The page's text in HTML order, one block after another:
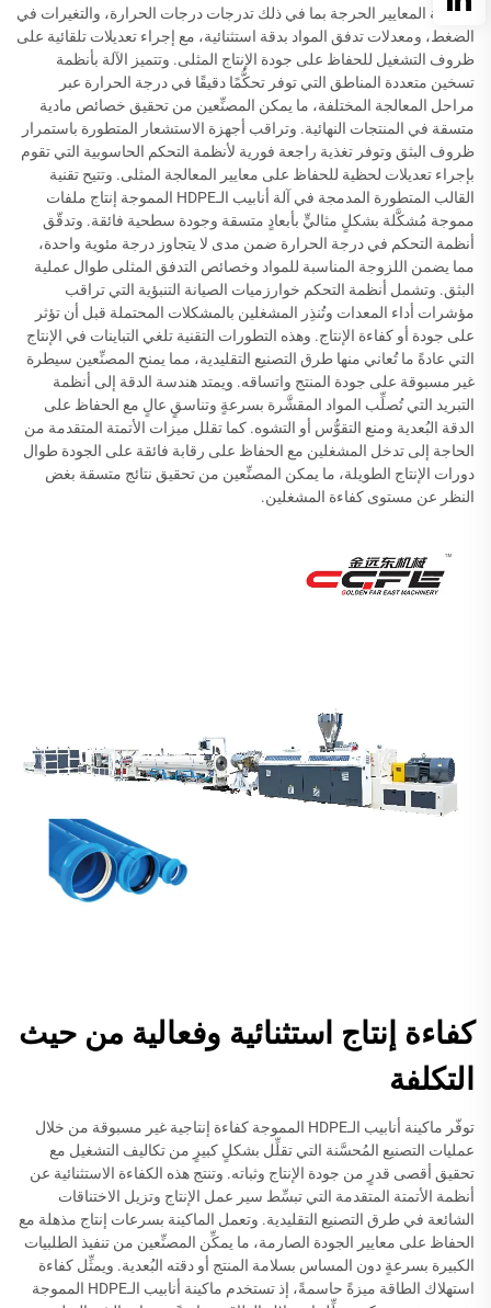
الدقيقة المعايير الحرجة بما في ذلك تدرجات درجات الحرارة، والتغيرات في
الضغط، ومعدلات تدفق المواد بدقة استثنائية، مع إجراء تعديلات تلقائية على
ظروف التشغيل للحفاظ على جودة الإنتاج المثلى. وتتميز الآلة بأنظمة
تسخين متعددة المناطق التي توفر تحكُّمًا دقيقًا في درجة الحرارة عبر
مراحل المعالجة المختلفة، ما يمكن المصنِّعين من تحقيق خصائص مادية
متسقة في المنتجات النهائية. وتراقب أجهزة الاستشعار المتطورة باستمرار
ظروف البثق وتوفر تغذية راجعة فورية لأنظمة التحكم الحاسوبية التي تقوم
بإجراء تعديلات لحظية للحفاظ على معايير المعالجة المثلى. وتتيح تقنية
القالب المتطورة المدمجة في آلة أنابيب الـHDPE المموجة إنتاج ملفات
مموجة مُشكَّلة بشكلٍ مثاليٍّ بأبعادٍ متسقة وجودة سطحية فائقة. وتدقّق
أنظمة التحكم في درجة الحرارة ضمن مدى لا يتجاوز درجة مئوية واحدة،
مما يضمن اللزوجة المناسبة للمواد وخصائص التدفق المثلى طوال عملية
البثق. وتشمل أنظمة التحكم خوارزميات الصيانة التنبؤية التي تراقب
مؤشرات أداء المعدات وتُنذِر المشغلين بالمشكلات المحتملة قبل أن تؤثر
على جودة أو كفاءة الإنتاج. وهذه التطورات التقنية تلغي التباينات في الإنتاج
التي عادةً ما تُعاني منها طرق التصنيع التقليدية، مما يمنح المصنِّعين سيطرة
غير مسبوقة على جودة المنتج واتساقه. ويمتد هندسة الدقة إلى أنظمة
التبريد التي تُصلِّب المواد المقشَّرة بسرعةٍ وتناسقٍ عالٍ مع الحفاظ على
الدقة البُعدية ومنع التقوُّس أو التشوه. كما تقلل ميزات الأتمتة المتقدمة من
الحاجة إلى تدخل المشغلين مع الحفاظ على رقابة فائقة على الجودة طوال
دورات الإنتاج الطويلة، ما يمكن المصنِّعين من تحقيق نتائج متسقة بغض
النظر عن مستوى كفاءة المشغلين.
كفاءة إنتاج استثنائية وفعالية من حيث
التكلفة
توفّر ماكينة أنابيب الـHDPE المموجة كفاءة إنتاجية غير مسبوقة من خلال
عمليات التصنيع المُحسَّنة التي تقلِّل بشكلٍ كبيرٍ من تكاليف التشغيل مع
تحقيق أقصى قدرٍ من جودة الإنتاج وثباته. وتنتج هذه الكفاءة الاستثنائية عن
أنظمة الأتمتة المتقدمة التي تبسِّط سير عمل الإنتاج وتزيل الاختناقات
الشائعة في طرق التصنيع التقليدية. وتعمل الماكينة بسرعات إنتاج مذهلة مع
الحفاظ على معايير الجودة الصارمة، ما يمكِّن المصنِّعين من تنفيذ الطلبيات
الكبيرة بسرعةٍ دون المساس بسلامة المنتج أو دقته البُعدية. ويمثِّل كفاءة
استهلاك الطاقة ميزةً حاسمةً، إذ تستخدم ماكينة أنابيب الـHDPE المموجة